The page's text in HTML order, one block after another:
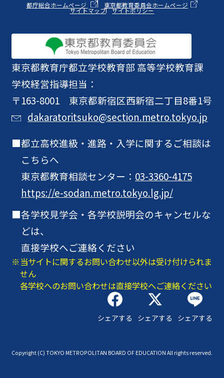
東京都教育庁都立学校教育部 高等学校教育課
学校経営指導担当：
〒163-8001 東京都新宿区西新宿二丁目8番1号
dakaratoritsuko@section.metro.tokyo.jp
都立高校進級・進路・入学に関するご相談は
こちらへ
東京都教育相談センター： 03-3360-4175
https://e-sodan.metro.tokyo.lg.jp/
各学校見学会・各学校説明会のキャンセルな
どは、
直接学校へご連絡ください
当サイトに関するお問い合わせ以外は受け付けられま
せん
各学校へのお問い合わせは直接学校へご連絡ください
シェアする シェアする シェアする
都庁総合ホームページ 東京都教育委員会ホームページ
サイトマップ サイトポリシー
Copyright (C) TOKYO METROPOLITAN BOARD OF EDUCATION All rights reserved.